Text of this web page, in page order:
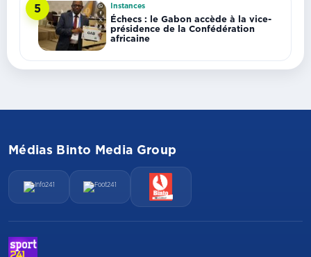
5 Instances
Échecs : le Gabon accède à la vice-
présidence de la Confédération
africaine
Médias Binto Media Group